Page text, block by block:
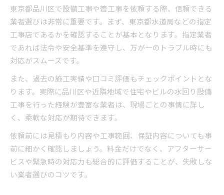
管工事の流れと設備工事で押さえたい注意点
管工事の一般的な流れと設備工事の手順
設備工事で重要な管工事の施工管理とは
管工事の安全対策と設備工事の品質基準
東京都指定工事店による管工事の進め方
管工事と設備工事に必要な申請や手続き
信頼できる管工事業者を見極めるコツ
管工事の口コミや評判を活用した業者選び
東京都水道局指定工事店の確認方法を解説
管工事業者選定で重視すべきポイント
設備工事で信頼獲得のための管工事対応
東京都品川区で設備工事や管工事を依頼する際、信頼できる
業者選びは非常に重要です。まず、東京都水道局などの指定
工事店であるかを確認することが基本となります。指定業者
であれば法令や安全基準を遵守し、万が一のトラブル時にも
対応がスムーズです。
また、過去の施工実績や口コミ評価もチェックポイントとな
ります。実際に品川区や近隣地域で住宅やビルの水回り設備
工事を行った経験が豊富な業者は、現場ごとの事情に詳し
く、柔軟な対応が期待できます。
依頼前には見積もり内容や工事範囲、保証内容についても事
前に細かく確認しましょう。料金だけでなく、アフターサー
ビスや緊急時の対応力も総合的に評価することが、失敗しな
い業者選びのコツです。